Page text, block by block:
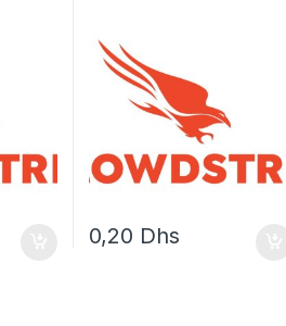
0,20 Dhs